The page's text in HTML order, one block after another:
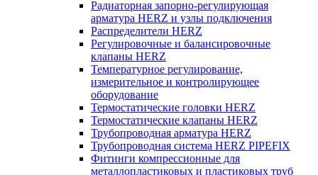
Радиаторная запорно-регулирующая
арматура HERZ и узлы подключения
Распределители HERZ
Регулировочные и балансировочные
клапаны HERZ
Температурное регулирование,
измерительное и контролирующее
оборудование
Термостатические головки HERZ
Термостатические клапаны HERZ
Трубопроводная арматура HERZ
Трубопроводная система HERZ PIPEFIX
Фитинги компрессионные для
металлопластиковых и пластиковых труб